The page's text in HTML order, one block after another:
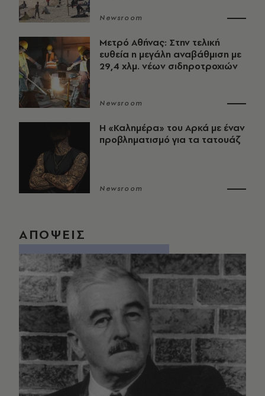
Newsroom
Μετρό Αθήνας: Στην τελική
ευθεία η μεγάλη αναβάθμιση με
29,4 χλμ. νέων σιδηροτροχιών
Newsroom
Η «Καλημέρα» του Αρκά με έναν
προβληματισμό για τα τατουάζ
Newsroom
ΑΠΟΨΕΙΣ